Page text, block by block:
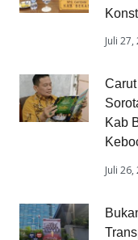
Juli
Kab
Juli